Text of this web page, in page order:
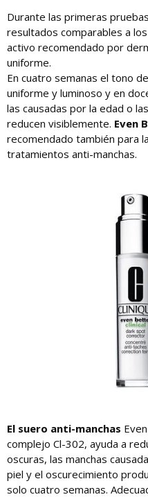
Durante las primeras
resultados comparables a
activo recomendado por
uniforme.
En cuatro semanas el tono
uniforme y luminoso y en
las causadas por la edad o
reducen visiblemente. Even
recomendado también para
tratamientos anti-manchas.
El suero anti-manchas
complejo Cl-302, ayuda a
oscuras, las manchas
piel y el oscurecimiento
solo cuatro semanas.